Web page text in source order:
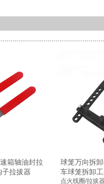
箱轴油封拉
拉拔器
球笼万向拆
车球笼拆卸
点火线圈/拉拔